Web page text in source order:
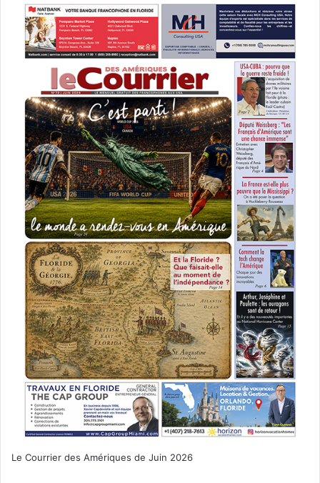
Le Courrier des Amériques de Juin 2026